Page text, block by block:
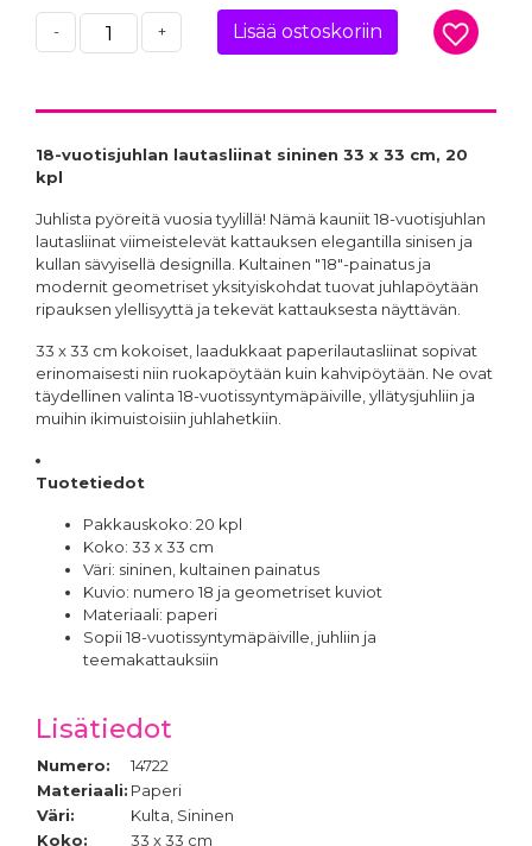
- + Lisää ostoskoriin
18-vuotisjuhlan lautasliinat sininen 33 x 33 cm, 20
kpl
Juhlista pyöreitä vuosia tyylillä! Nämä kauniit 18-vuotisjuhlan
lautasliinat viimeistelevät kattauksen elegantilla sinisen ja
kullan sävyisellä designilla. Kultainen "18"-painatus ja
modernit geometriset yksityiskohdat tuovat juhlapöytään
ripauksen ylellisyyttä ja tekevät kattauksesta näyttävän.
33 x 33 cm kokoiset, laadukkaat paperilautasliinat sopivat
erinomaisesti niin ruokapöytään kuin kahvipöytään. Ne ovat
täydellinen valinta 18-vuotissyntymäpäiville, yllätysjuhliin ja
muihin ikimuistoisiin juhlahetkiin.
Tuotetiedot
Pakkauskoko: 20 kpl
Koko: 33 x 33 cm
Väri: sininen, kultainen painatus
Kuvio: numero 18 ja geometriset kuviot
Materiaali: paperi
Sopii 18-vuotissyntymäpäiville, juhliin ja
teemakattauksiin
Lisätiedot
Numero:
14722
Materiaali: Paperi
Väri:
Kulta, Sininen
Koko:
33 x 33 cm